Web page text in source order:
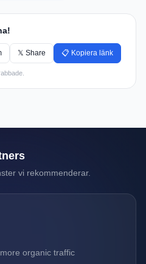
𝕏 Share 📋 Kopiera länk
vi rekommenderar.
organic traffic